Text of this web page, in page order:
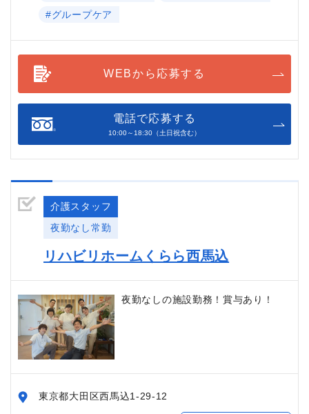
#グループケア
WEBから応募する
電話で応募する
10:00～18:30（土日祝含む）
介護スタッフ
夜勤なし常勤
リハビリホームくらら西馬込
夜勤なしの施設勤務！賞与あり！
東京都大田区西馬込1-29-12